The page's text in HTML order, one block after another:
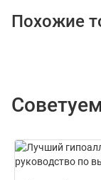
Похожие